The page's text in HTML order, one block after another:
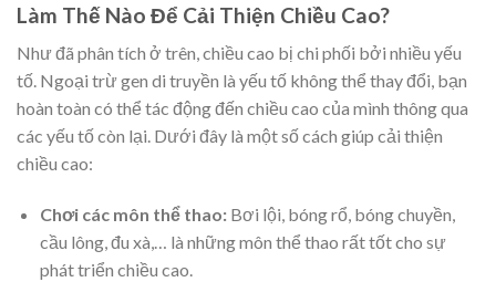
Làm Thế Nào Để Cải Thiện Chiều Cao?
Như đã phân tích ở trên, chiều cao bị chi phối bởi nhiều yếu
tố. Ngoại trừ gen di truyền là yếu tố không thể thay đổi, bạn
hoàn toàn có thể tác động đến chiều cao của mình thông qua
các yếu tố còn lại. Dưới đây là một số cách giúp cải thiện
chiều cao:
Chơi các môn thể thao:Bơi lội, bóng rổ, bóng chuyền,
cầu lông, đu xà,… là những môn thể thao rất tốt cho sự
phát triển chiều cao.